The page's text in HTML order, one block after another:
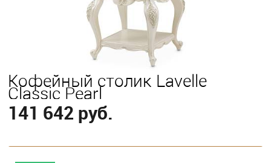
Кофейный столик Lavelle
Classic Pearl
141 642 руб.